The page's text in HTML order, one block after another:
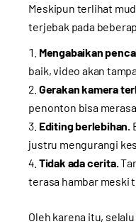
Meskipun terlihat
terjebak pada
Mengabaikan
baik, video akan
Gerakan kamera
penonton bisa
Editing berlebihan.
justru mengurangi
Tidak ada cerita.
terasa hambar meski
Oleh karena itu,